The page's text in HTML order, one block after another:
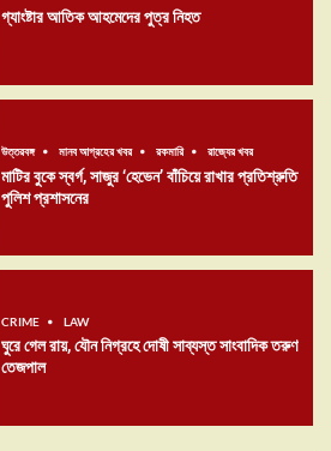
গ্যাংষ্টার আতিক আহমেদের পুত্র নিহত
উত্তরবঙ্গ মানব আগ্রহের খবর রকমারি রাজ্যের খবর
মাটির বুকে স্বর্গ, সাজুর ‘হেভেন’ বাঁচিয়ে রাখার প্রতিশ্রুতি
পুলিশ প্রশাসনের
CRIME LAW
ঘুরে গেল রায়, যৌন নিগ্রহে দোষী সাব্যস্ত সাংবাদিক তরুণ
তেজপাল